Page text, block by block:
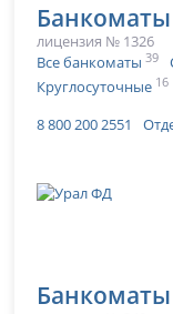
лицензия № 1326
Все банкоматы 39
Круглосуточные 16
8 800 200 2551